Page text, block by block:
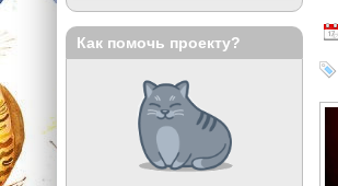
Как помочь проекту?